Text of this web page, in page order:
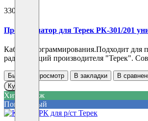
3300 ₽
Программатор для Терек РК-301/201
Кабель программирования.Подходит для
радиостанций производителя "Терек".
Быстрый просмотр В закладки
В
Купить
Хит продаж
Популярный